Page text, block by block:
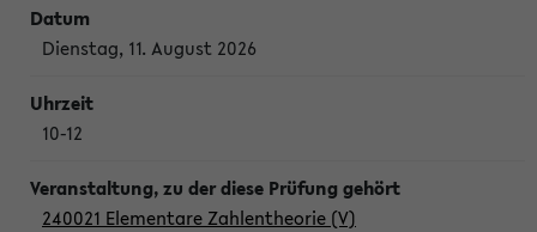
Dienstag, 11. August 2026
10-12
240021 Elementare Zahlentheorie (V)